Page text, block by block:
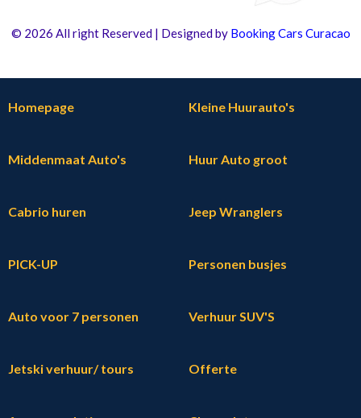
© 2026 All right Reserved | Designed by Booking Cars Curacao
Homepage Kleine Huurauto's
Middenmaat Auto's Huur Auto groot
Cabrio huren Jeep Wranglers
PICK-UP Personen busjes
Auto voor 7 personen Verhuur SUV'S
Jetski verhuur/ tours Offerte